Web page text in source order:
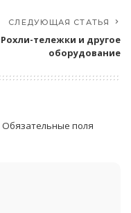
СЛЕДУЮЩАЯ СТАТЬЯ
Рохли-тележки и другое
оборудование
Обязательные поля